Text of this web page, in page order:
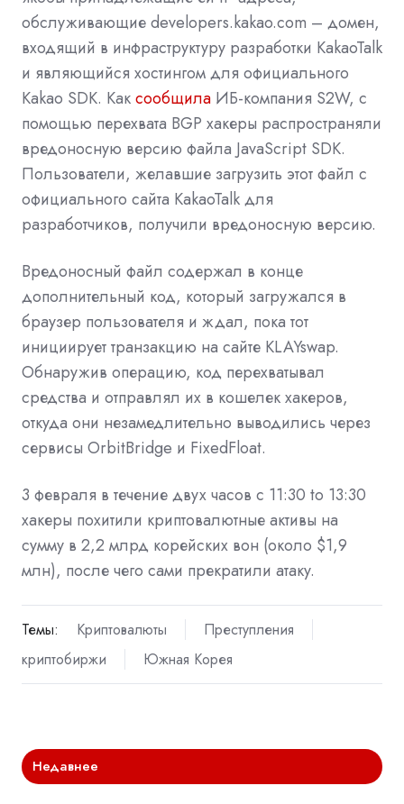
обслуживающие developers.kakao.com – домен,
входящий в инфраструктуру разработки KakaoTalk
и являющийся хостингом для официального
Kakao SDK. Каксообщила ИБ-компания S2W, с
помощью перехвата BGP хакеры распространяли
вредоносную версию файла JavaScript SDK.
Пользователи, желавшие загрузить этот файл с
официального сайта KakaoTalk для
разработчиков, получили вредоносную версию.
Вредоносный файл содержал в конце
дополнительный код, который загружался в
браузер пользователя и ждал, пока тот
инициирует транзакцию на сайте KLAYswap.
Обнаружив операцию, код перехватывал
средства и отправлял их в кошелек хакеров,
откуда они незамедлительно выводились через
сервисы OrbitBridge и FixedFloat.
3 февраля в течение двух часов с 11:30 to 13:30
хакеры похитили криптовалютные активы на
сумму в 2,2 млрд корейских вон (около $1,9
млн), после чего сами прекратили атаку.
Темы: Криптовалюты
Преступления
криптобиржи
Южная Корея
Недавнее